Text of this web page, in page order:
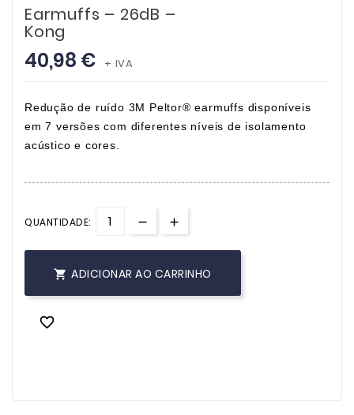
Earmuffs – 26dB –
Kong
40,98 € + IVA
Redução de ruído 3M Peltor® earmuffs disponíveis
em 7 versões com diferentes níveis de isolamento
acústico e cores.
QUANTIDADE:
 ADICIONAR AO CARRINHO
